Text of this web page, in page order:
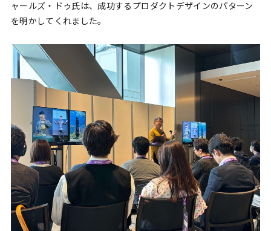
ャールズ・ドゥ氏は、成功するプロダクトデザインのパターン
を明かしてくれました。